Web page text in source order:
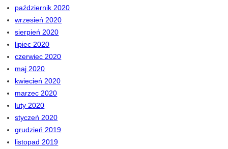
październik 2020
wrzesień 2020
sierpień 2020
lipiec 2020
czerwiec 2020
maj 2020
kwiecień 2020
marzec 2020
luty 2020
styczeń 2020
grudzień 2019
listopad 2019